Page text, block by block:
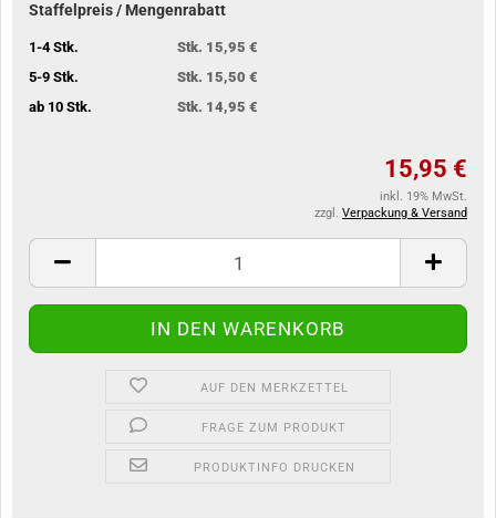
Staffelpreis / Mengenrabatt
1-4 Stk.
Stk. 15,95 €
5-9 Stk.
Stk. 15,50 €
ab 10 Stk.
Stk. 14,95 €
15,95 €
inkl. 19% MwSt.
zzgl. Verpackung & Versand
AUF DEN MERKZETTEL
FRAGE ZUM PRODUKT
PRODUKTINFO DRUCKEN